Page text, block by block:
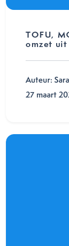
TOFU,
omzet
Auteur:
27 maart